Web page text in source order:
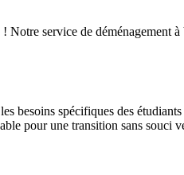
Notre service de déménagement
besoins spécifiques des
pour une transition sans souci